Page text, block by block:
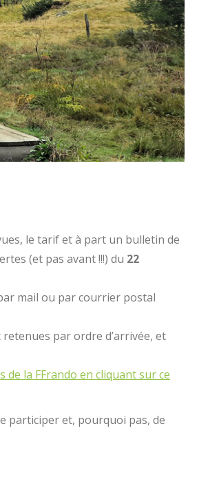
le tarif et à part un bulletin de
(et pas avant !!!) du 22
mail ou par courrier postal
par ordre d’arrivée, et
de la FFrando en cliquant sur ce
participer et, pourquoi pas, de